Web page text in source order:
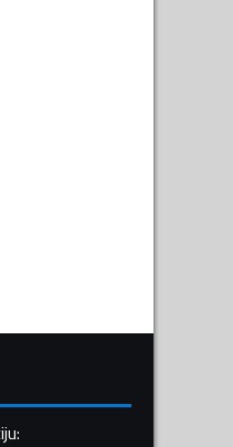
: